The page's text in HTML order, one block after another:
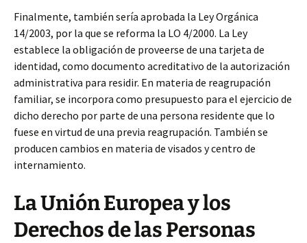
Finalmente, también sería aprobada la Ley Orgánica
14/2003, por la que se reforma la LO 4/2000. La Ley
establece la obligación de proveerse de una tarjeta de
identidad, como documento acreditativo de la autorización
administrativa para residir. En materia de reagrupación
familiar, se incorpora como presupuesto para el ejercicio de
dicho derecho por parte de una persona residente que lo
fuese en virtud de una previa reagrupación. También se
producen cambios en materia de visados y centro de
internamiento.
La Unión Europea y los
Derechos de las Personas